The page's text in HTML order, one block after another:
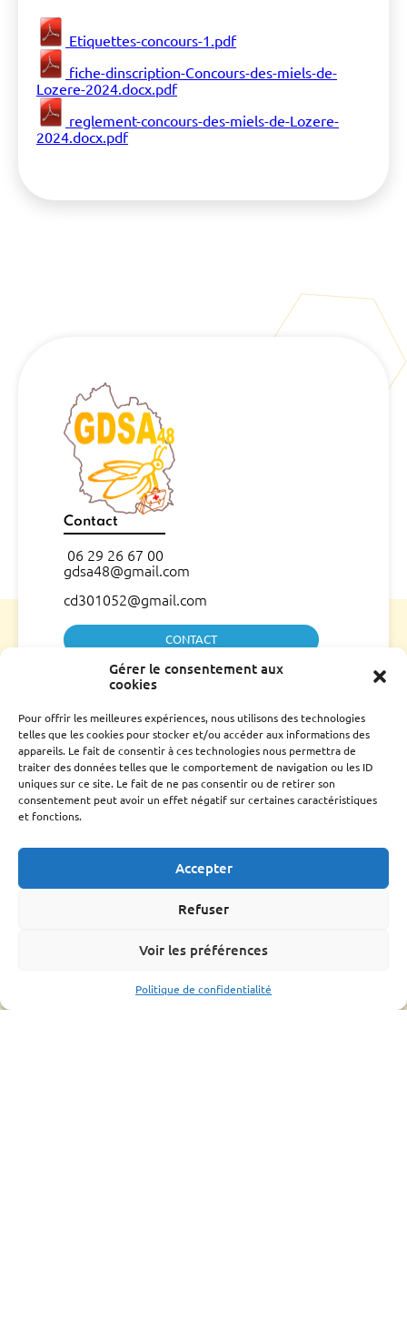
Gérer le consentement aux
cookies
Pour offrir les meilleures expériences, nous utilisons des technologies
telles que les cookies pour stocker et/ou accéder aux informations des
appareils. Le fait de consentir à ces technologies nous permettra de
traiter des données telles que le comportement de navigation ou les ID
uniques sur ce site. Le fait de ne pas consentir ou de retirer son
consentement peut avoir un effet négatif sur certaines caractéristiques
et fonctions.
Accepter
Refuser
Voir les préférences
Politique de confidentialité
Etiquettes-concours-1.pdf
fiche-dinscription-Concours-des-miels-de-
Lozere-2024.docx.pdf
reglement-concours-des-miels-de-Lozere-
2024.docx.pdf
Contact
06 29 26 67 00
gdsa48@gmail.com
cd301052@gmail.com
CONTACT
L’association
Qui sommes nous ?
Conseil d’administration
Le rucher école
Parrainage
Adhérer
Techniciens Sanitaires Apicoles
Santé de l’abeille
FRGDS Occitanie Section Apicole